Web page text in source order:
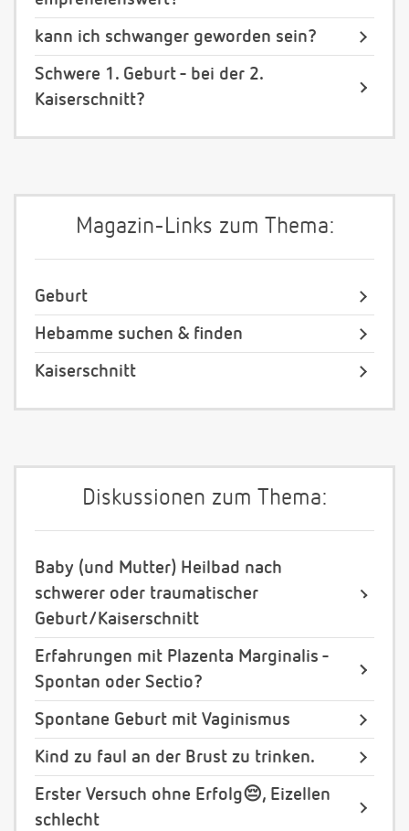
kann ich schwanger geworden sein?
Schwere 1. Geburt - bei der 2.
Kaiserschnitt?
Magazin-Links zum Thema:
Geburt
Hebamme suchen & finden
Kaiserschnitt
Diskussionen zum Thema:
Baby (und Mutter) Heilbad nach
schwerer oder traumatischer
Geburt/Kaiserschnitt
Erfahrungen mit Plazenta Marginalis -
Spontan oder Sectio?
Spontane Geburt mit Vaginismus
Kind zu faul an der Brust zu trinken.
Erster Versuch ohne Erfolg😔, Eizellen
schlecht